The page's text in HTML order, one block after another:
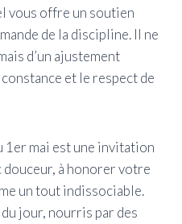
vous offre un soutien
de la discipline. Il ne
d’un ajustement
et le respect de
1er mai est une invitation
douceur, à honorer votre
un tout indissociable.
jour, nourris par des